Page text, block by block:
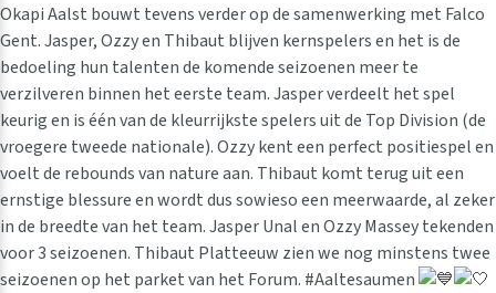
Okapi Aalst bouwt tevens verder op de samenwerking met Falco
Gent. Jasper, Ozzy en Thibaut blijven kernspelers en het is de
bedoeling hun talenten de komende seizoenen meer te
verzilveren binnen het eerste team. Jasper verdeelt het spel
keurig en is één van de kleurrijkste spelers uit de Top Division (de
vroegere tweede nationale). Ozzy kent een perfect positiespel en
voelt de rebounds van nature aan. Thibaut komt terug uit een
ernstige blessure en wordt dus sowieso een meerwaarde, al zeker
in de breedte van het team. Jasper Unal en Ozzy Massey tekenden
voor 3 seizoenen. Thibaut Platteeuw zien we nog minstens twee
seizoenen op het parket van het Forum. #Aaltesaumen